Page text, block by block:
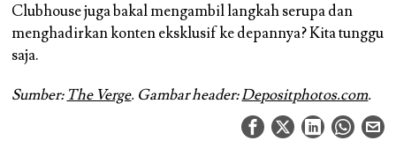
Clubhouse juga bakal mengambil langkah serupa dan
menghadirkan konten eksklusif ke depannya? Kita tunggu
saja.
Sumber: The Verge. Gambar header:Depositphotos.com.